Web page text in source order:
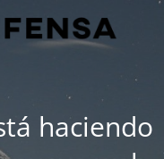
haciendo